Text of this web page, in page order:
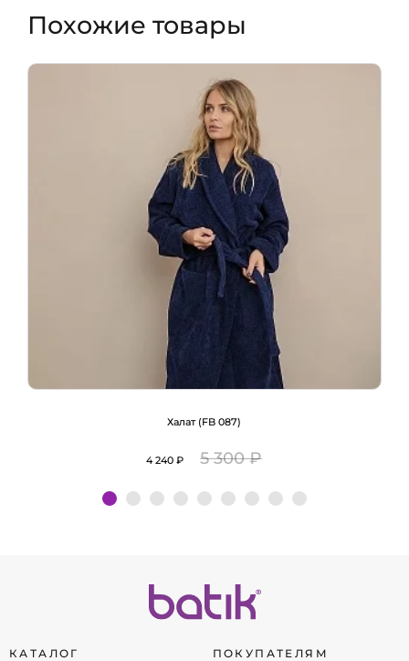
Похожие товары
Халат (FB 087)
4 240 ₽ 5 300 ₽
Подробнее
КАТАЛОГ ПОКУПАТЕЛЯМ